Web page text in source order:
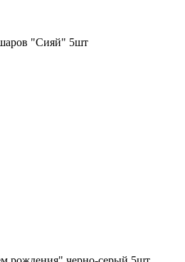
"Сияй" 5шт